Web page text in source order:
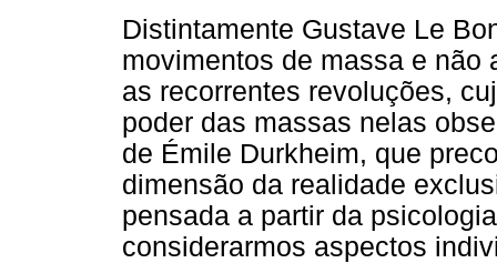
Distintamente Gustave Le
movimentos de massa e não
as recorrentes revoluções,
poder das massas nelas
de Émile Durkheim, que
dimensão da realidade
pensada a partir da
considerarmos aspectos